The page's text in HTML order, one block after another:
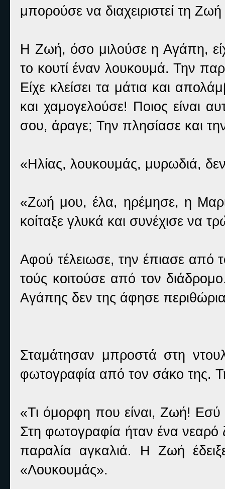
μπορούσε να διαχειριστεί τη
Η Ζωή, όσο μιλούσε η Αγάπη,
το κουτί έναν λουκουμά. Την
Είχε κλείσει τα μάτια και
και χαμογελούσε! Ποιος είναι
σου, άραγε; Την πλησίασε και
«Ηλίας, λουκουμάς, μυρωδιά,
«Ζωή μου, έλα, ηρέμησε, η
κοίταξε γλυκά και συνέχισε να
Αφού τέλειωσε, την έπιασε από
τούς κοιτούσε από τον
Αγάπης δεν της άφησε
Σταμάτησαν μπροστά στη
φωτογραφία από τον σάκο της.
«Τι όμορφη που είναι, Ζωή! Εσύ
Στη φωτογραφία ήταν ένα νεαρό
παραλία αγκαλιά. Η Ζωή
«Λουκουμάς».